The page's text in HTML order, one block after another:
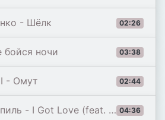
02:26
- Шёлк
03:38
бойся ночи
02:44
- Омут
04:36
I Got Love (feat. Рем Дигга)